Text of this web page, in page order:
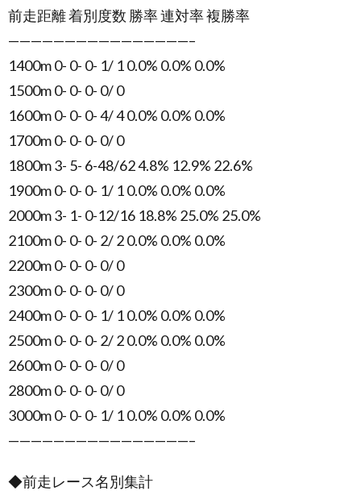
前走距離 着別度数 勝率 連対率 複勝率
————————————————–
1400m 0- 0- 0- 1/ 1 0.0% 0.0% 0.0%
1500m 0- 0- 0- 0/ 0
1600m 0- 0- 0- 4/ 4 0.0% 0.0% 0.0%
1700m 0- 0- 0- 0/ 0
1800m 3- 5- 6-48/62 4.8% 12.9% 22.6%
1900m 0- 0- 0- 1/ 1 0.0% 0.0% 0.0%
2000m 3- 1- 0-12/16 18.8% 25.0% 25.0%
2100m 0- 0- 0- 2/ 2 0.0% 0.0% 0.0%
2200m 0- 0- 0- 0/ 0
2300m 0- 0- 0- 0/ 0
2400m 0- 0- 0- 1/ 1 0.0% 0.0% 0.0%
2500m 0- 0- 0- 2/ 2 0.0% 0.0% 0.0%
2600m 0- 0- 0- 0/ 0
2800m 0- 0- 0- 0/ 0
3000m 0- 0- 0- 1/ 1 0.0% 0.0% 0.0%
————————————————–
◆前走レース名別集計